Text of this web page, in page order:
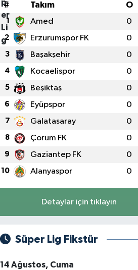
# Takım O
1 Amed 0
2 Erzurumspor FK 0
3 Başakşehir 0
4 Kocaelispor 0
5 Beşiktaş 0
6 Eyüpspor 0
7 Galatasaray 0
8 Çorum FK 0
9 Gaziantep FK 0
10 Alanyaspor 0
Detaylar için tıklayın
Süper Lig Fikstür
14 Ağustos, Cuma